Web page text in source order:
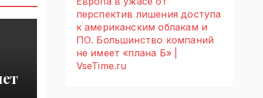
перспектив лишения доступа
к американским облакам и
ПО. Большинство компаний
не имеет «плана Б» |
VseTime.ru